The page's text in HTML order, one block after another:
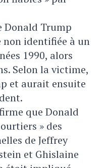
Donald Trump
identifiée à un
1990, alors
Selon la victime,
et aurait ensuite
que Donald
» des
de Jeffrey
et Ghislaine